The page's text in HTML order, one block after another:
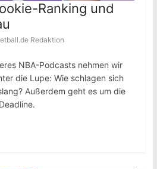
Ranking und
Redaktion
NBA-Podcasts nehmen wir
die Lupe: Wie schlagen sich
Außerdem geht es um die